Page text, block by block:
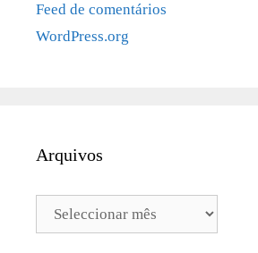
Feed de comentários
WordPress.org
Arquivos
Arquivos